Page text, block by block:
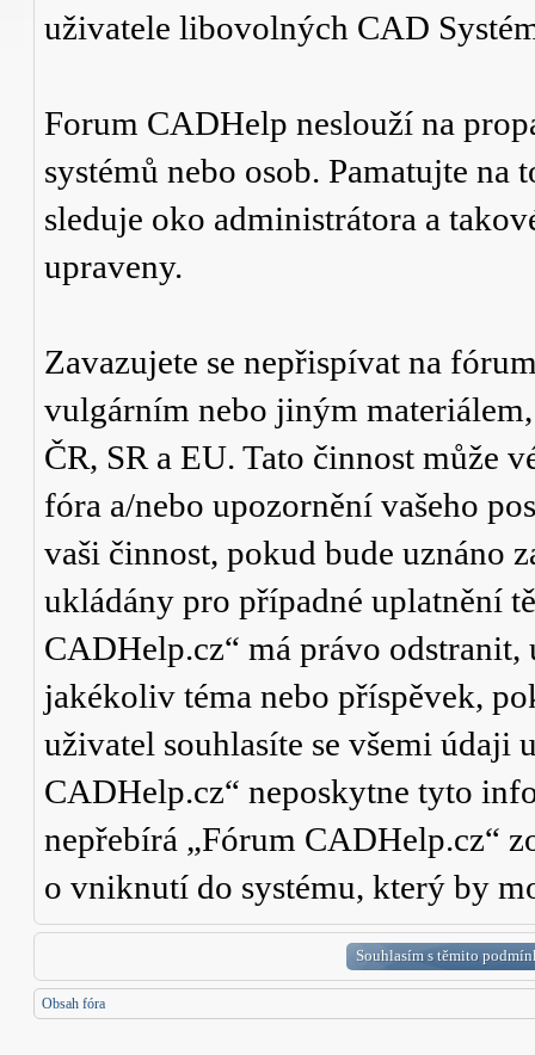
uživatele libovolných CAD
Forum CADHelp neslouží na
systémů nebo osob. Pamatujte
sleduje oko administrátora a
upraveny.
Zavazujete se nepřispívat na
vulgárním nebo jiným
ČR, SR a EU. Tato činnost může
fóra a/nebo upozornění vašeho
vaši činnost, pokud bude uznáno
ukládány pro případné uplatnění
CADHelp.cz“ má právo
jakékoliv téma nebo příspěvek,
uživatel souhlasíte se všemi údaji
CADHelp.cz“ neposkytne tyto
nepřebírá „Fórum CADHelp.cz“
o vniknutí do systému, který by
Obsah fóra